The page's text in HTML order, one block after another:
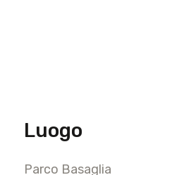
Luogo
Parco Basaglia